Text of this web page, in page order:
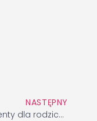
NASTĘPNY
Dokumenty dla rodziców Obozu Sportowego w Białce Tatrzańskiej w terminie 1-8.08.2021r.